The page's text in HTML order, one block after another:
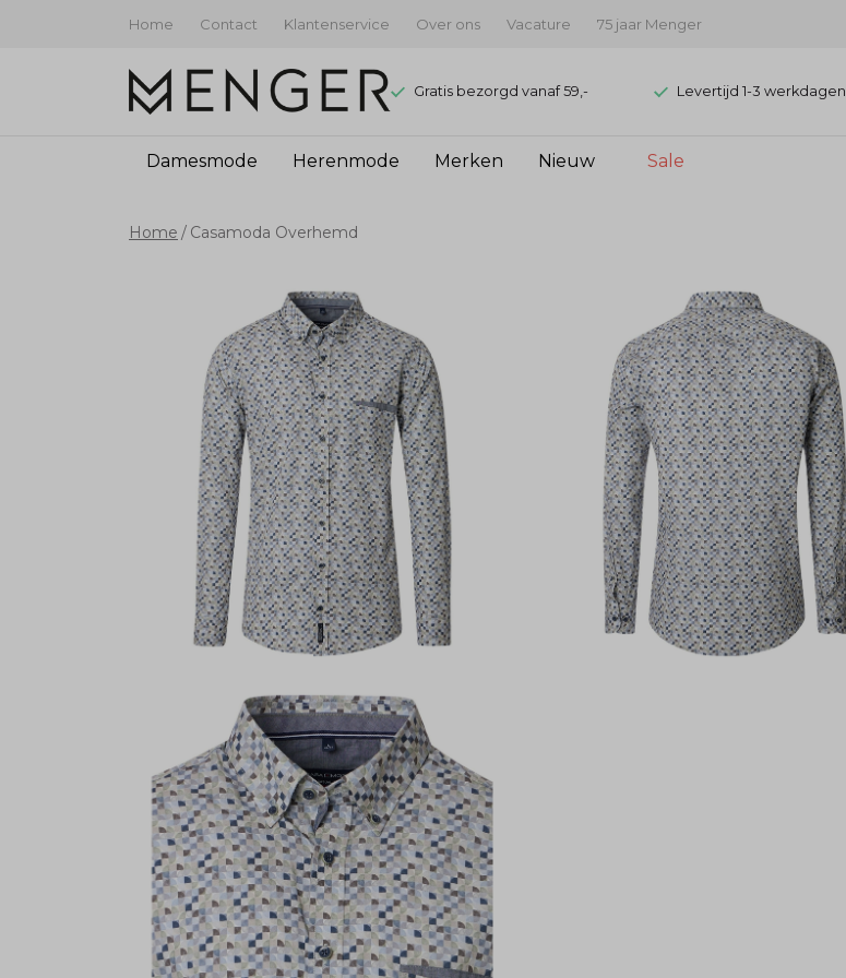
Home Contact Klantenservice Over ons Vacature 75 jaar Menger
Gratis bezorgd vanaf 59,- Levertijd 1-3 werkdagen
Damesmode Herenmode Merken Nieuw Sale
Casamoda
Overhemd
Home Casamoda Overhemd